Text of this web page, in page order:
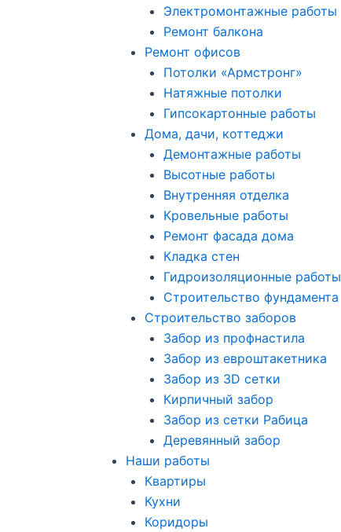
Электромонтажные работы
Ремонт балкона
Ремонт офисов
Потолки «Армстронг»
Натяжные потолки
Гипсокартонные работы
Дома, дачи, коттеджи
Демонтажные работы
Высотные работы
Внутренняя отделка
Кровельные работы
Ремонт фасада дома
Кладка стен
Гидроизоляционные работы
Строительство фундамента
Строительство заборов
Забор из профнастила
Забор из евроштакетника
Забор из 3D сетки
Кирпичный забор
Забор из сетки Рабица
Деревянный забор
Наши работы
Квартиры
Кухни
Коридоры